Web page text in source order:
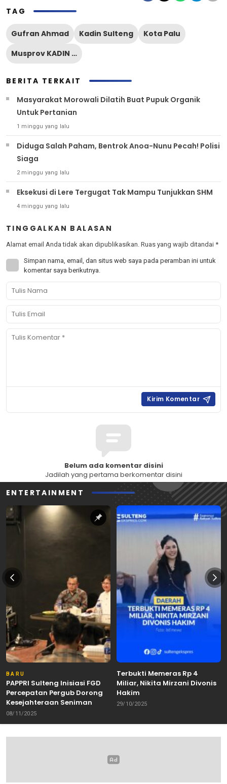
TAG
Gufran Ahmad Kadin Sulteng
Kota Palu
Musprov KADIN Sulteng ke VIII
BERITA TERKAIT
Masyarakat Morowali Dilatih Buat Pupuk Organik
Untuk Pertanian
1 minggu yang lalu
Diduga Salah Paham, Bentrok Anoa-Nunu Pecah! Polisi
Siaga
2 minggu yang lalu
Eksekusi di Lere Tergugat Tak Mampu Tunjukkan SHM
4 minggu yang lalu
TINGGALKAN BALASAN
Alamat email Anda tidak akan dipublikasikan. Ruas yang wajib ditandai *
Simpan nama, email, dan situs web saya pada peramban ini untuk
komentar saya berikutnya.
Belum ada komentar disini
Jadilah yang pertama berkomentar disini
ENTERTAINMENT
BARU
PAPPRI Sulteng Inisiasi FGD
Percepatan Pergub Dorong
Kesejahteraan Seniman
08/11/2025
Terbukti Memeras Rp 4
Miliar, Nikita Mirzani Divonis
Hakim
29/10/2025